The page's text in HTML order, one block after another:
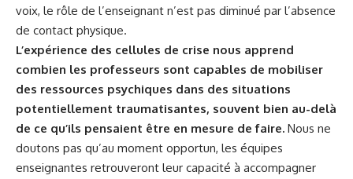
voix, le rôle de l’enseignant n’est pas diminué par l’absence
de contact physique.
L’expérience des cellules de crise nous apprend
combien les professeurs sont capables de mobiliser
des ressources psychiques dans des situations
potentiellement traumatisantes, souvent bien au-delà
de ce qu’ils pensaient être en mesure de faire. Nous ne
doutons pas qu’au moment opportun, les équipes
enseignantes retrouveront leur capacité à accompagner